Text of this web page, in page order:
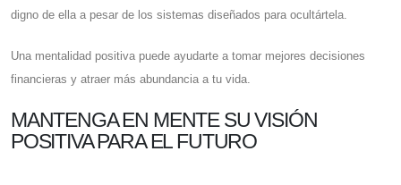
digno de ella a pesar de los sistemas diseñados para ocultártela.
Una mentalidad positiva puede ayudarte a tomar mejores decisiones
financieras y atraer más abundancia a tu vida.
MANTENGA EN MENTE SU VISIÓN
POSITIVA PARA EL FUTURO